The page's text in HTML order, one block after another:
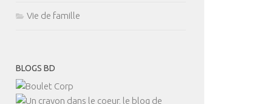
Vie de famille
BLOGS BD